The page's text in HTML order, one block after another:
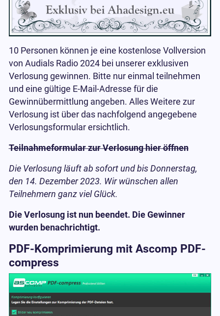
10 Personen können je eine kostenlose Vollversion
von Audials Radio 2024 bei unserer exklusiven
Verlosung gewinnen. Bitte nur einmal teilnehmen
und eine gültige E-Mail-Adresse für die
Gewinnübermittlung angeben. Alles Weitere zur
Verlosung ist über das nachfolgend angegebene
Verlosungsformular ersichtlich.
Teilnahmeformular zur Verlosung hier öffnen
Die Verlosung läuft ab sofort und bis Donnerstag,
den 14. Dezember 2023. Wir wünschen allen
Teilnehmern ganz viel Glück.
Die Verlosung ist nun beendet. Die Gewinner
wurden benachrichtigt.
PDF-Komprimierung mit Ascomp PDF-
compress